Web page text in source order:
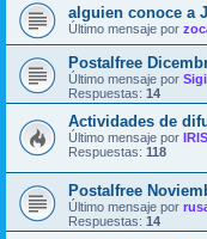
alguien conoce a
Último mensaje por
Postalfree
Último mensaje por
Respuestas: 14
Actividades de
Último mensaje por IRIS
Respuestas: 118
Postalfree
Último mensaje por
Respuestas: 14